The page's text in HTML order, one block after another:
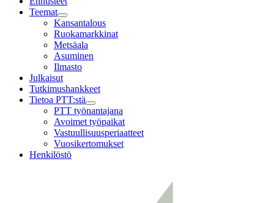
Teemat
Child
menu
Kansantalous
Ruokamarkkinat
Metsäala
Asuminen
Ilmasto
Julkaisut
Tutkimushankkeet
Tietoa PTT:stä
Child
menu
PTT työnantajana
Avoimet työpaikat
Vastuullisuusperiaatteet
Vuosikertomukset
Henkilöstö